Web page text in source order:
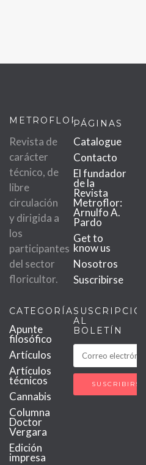
METROFLOR
Revista de
carácter
técnico, de
libre
circulación
y dirigida a
los
participantes
del sector
floricultor.
PÁGINAS
Catalogue
Contacto
El fundador
de la
Revista
Metroflor:
Arnulfo A.
Pardo
Get to
know us
Nosotros
Suscribirse
CATEGORÍAS
Apunte
filosófico
Artículos
Artículos
técnicos
Cannabis
Columna
Doctor
Vergara
Edición
impresa
SUSCRIPCIÓN
AL
BOLETÍN